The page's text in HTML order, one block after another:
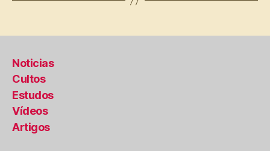
Noticias
Cultos
Estudos
Vídeos
Artigos